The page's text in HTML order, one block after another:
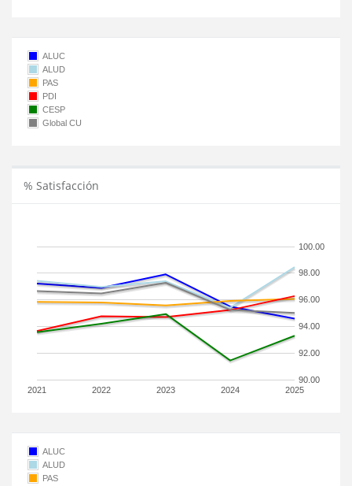
ALUC
ALUD
PAS
PDI
CESP
Global CU
% Satisfacción
2021 2022 2023 2024 2025
90.00
92.00
94.00
96.00
98.00
100.00
ALUC
ALUD
PAS